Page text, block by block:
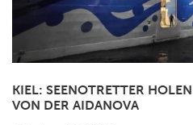
KIEL: SEENOTRETTER
VON DER AIDANOVA